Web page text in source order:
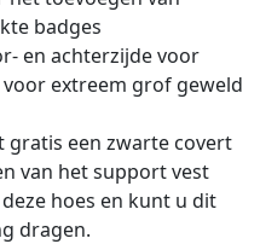
badges
en achterzijde voor
voor extreem grof geweld
een zwarte covert
van het support vest
hoes en kunt u dit
dragen.